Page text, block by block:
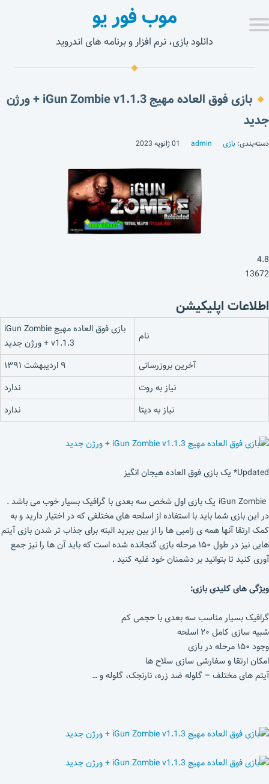
موب فور یو
دانلود بازی، نرم افزار و برنامه های اندروید
بازی فوق العاده مهیج iGun Zombie v1.1.3 + ورژن
جدید
دسته‌بندی: بازی admin 01 ژانویه 2023
4.8
13672
اطلاعات اپلیکیشن
نام
بازی فوق العاده مهیج iGun Zombie
v1.1.3 + ورژن جدید
آخرین بروزرسانی
۹ اردیبهشت ۱۳۹۱
نیاز به روت
ندارد
نیاز به دیتا
ندارد
Updated* یک بازی فوق العاده هیجان انگیز
iGun Zombie یک بازی اول شخص سه بعدی با گرافیک بسیار خوب می باشد .
در این بازی شما باید با استفاده از اسلحه های مختلفی که در اختیار دارید و به
کمک ارتقا آنها همه ی زامبی ها را از بین ببرید البته برای جذاب تر شدن بازی آیتم
هایی نیز در طول ۱۵۰ مرحله بازی گنجانده شده است که باید آن ها را نیز جمع
آوری کنید تا بتوانید بر دشمنان خود غلبه کنید .
ویژگی های کلیدی بازی:
گرافیک بسیار مناسب سه بعدی با حجمی کم
شبیه سازی کامل ۲۰ اسلحه
وجود ۱۵۰ مرحله در بازی
امکان ارتقا و سفارشی سازی سلاح ها
آیتم های مختلف – گلوله ضد زره، نارنجک، گلوله و …